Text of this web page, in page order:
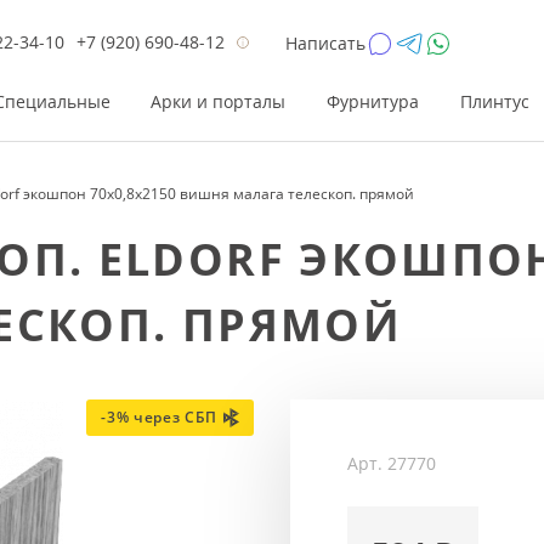
34-10 +7 (920) 690-48-12 Написать
до 26 200Р
от 26 200Р до 42 000Р
до 17 800Р
от 17 800Р до 33 300Р
Арки и порталы Фурнитура Плинтус
экошпон 70x0,8x2150 вишня малага телескоп. прямой
ELDORF ЭКОШПОН
ПРЯМОЙ
-3% через СБП
Арт.27770